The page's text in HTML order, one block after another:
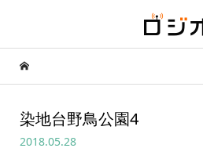
染地台野鳥公園4
2018.05.28